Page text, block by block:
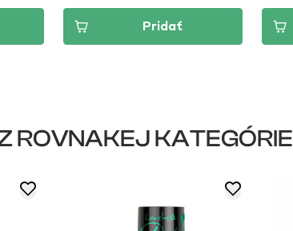
Pridať
ROVNAKEJ KATEGÓRIE